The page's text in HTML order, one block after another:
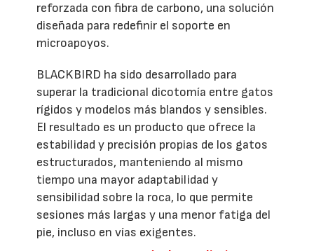
reforzada con fibra de carbono, una solución
diseñada para redefinir el soporte en
microapoyos.
BLACKBIRD ha sido desarrollado para
superar la tradicional dicotomía entre gatos
rígidos y modelos más blandos y sensibles.
El resultado es un producto que ofrece la
estabilidad y precisión propias de los gatos
estructurados, manteniendo al mismo
tiempo una mayor adaptabilidad y
sensibilidad sobre la roca, lo que permite
sesiones más largas y una menor fatiga del
pie, incluso en vías exigentes.